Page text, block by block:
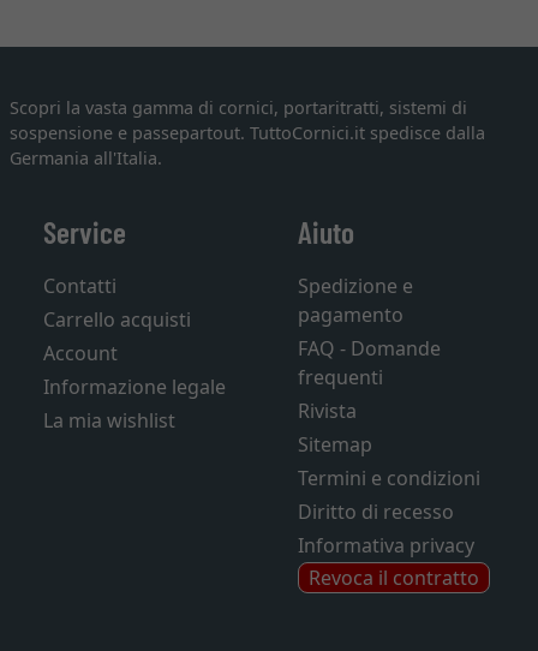
Scopri la vasta gamma di cornici, portaritratti, sistemi di
sospensione e passepartout. TuttoCornici.it spedisce dalla
Germania all'Italia.
Service
Contatti
Carrello acquisti
Account
Informazione legale
La mia wishlist
Aiuto
Spedizione e
pagamento
FAQ - Domande
frequenti
Rivista
Sitemap
Termini e condizioni
Diritto di recesso
Informativa privacy
Revoca il contratto